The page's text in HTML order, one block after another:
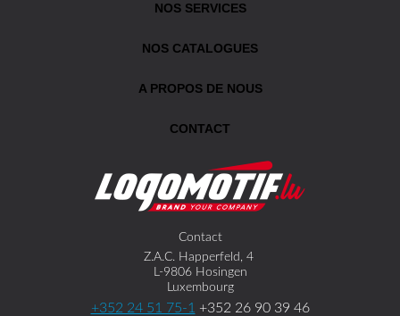
NOS SERVICES
NOS CATALOGUES
A PROPOS DE NOUS
CONTACT
Contact
Z.A.C. Happerfeld, 4
L-9806 Hosingen
Luxembourg
+352 24 51 75-1 +352 26 90 39 46